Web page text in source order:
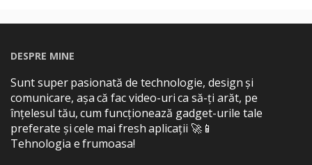
DESPRE MINE
Sunt super pasionată de technologie, design și
comunicare, așa că fac video-uri ca să-ți arăt, pe
înțelesul tău, cum funcționează gadget-urile tale
preferate și cele mai fresh aplicații 🚀📱
Tehnologia e frumoasa!